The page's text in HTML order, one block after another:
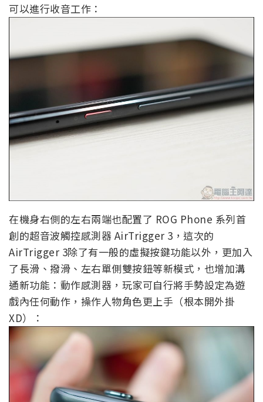
可以進行收音工作：
在機身右側的左右兩端也配置了 ROG Phone 系列首
創的超音波觸控感測器 AirTrigger 3，這次的
AirTrigger 3除了有一般的虛擬按鍵功能以外，更加入
了長滑、撥滑、左右單側雙按鈕等新模式，也增加溝
通新功能：動作感測器，玩家可自行將手勢設定為遊
戲內任何動作，操作人物角色更上手（根本開外掛
XD）：